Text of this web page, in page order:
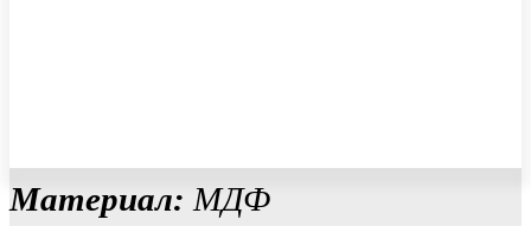
Материал: МДФ